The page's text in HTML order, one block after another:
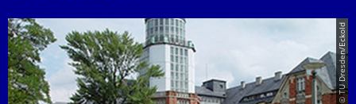
© TU Dresden/Eckold